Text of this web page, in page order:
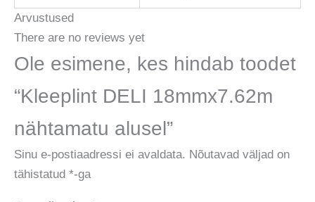
Arvustused
There are no reviews yet
Ole esimene, kes hindab toodet
“Kleeplint DELI 18mmx7.62m
nähtamatu alusel”
Sinu e-postiaadressi ei avaldata. Nõutavad väljad on
tähistatud *-ga